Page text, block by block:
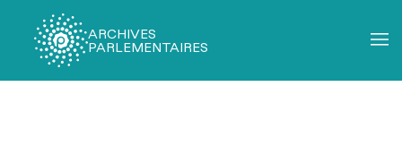
ARCHIVES
PARLEMENTAIRES